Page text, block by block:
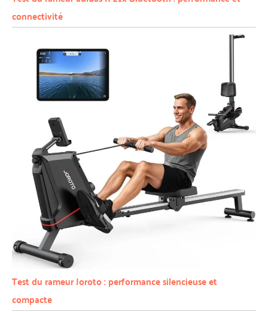
connectivité
Test du rameur Joroto : performance silencieuse et
compacte